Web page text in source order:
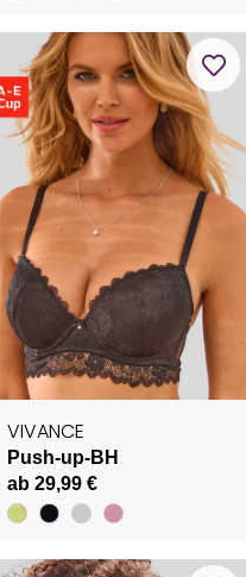
VIVANCE
Push-up-BH
ab 29,99 €